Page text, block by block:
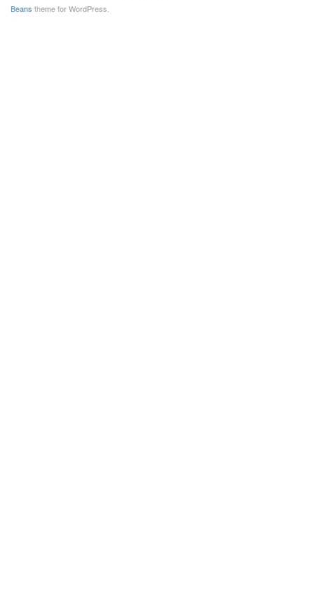
Beans theme for WordPress.